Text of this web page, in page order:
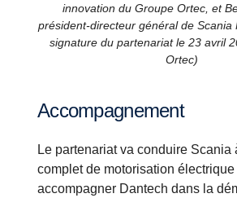
innovation du Groupe Ortec, et
président-directeur général de Scania
signature du partenariat le 23 avril
Ortec)
Accompagnement
Le partenariat va conduire Scania
complet de motorisation
accompagner Dantech dans la